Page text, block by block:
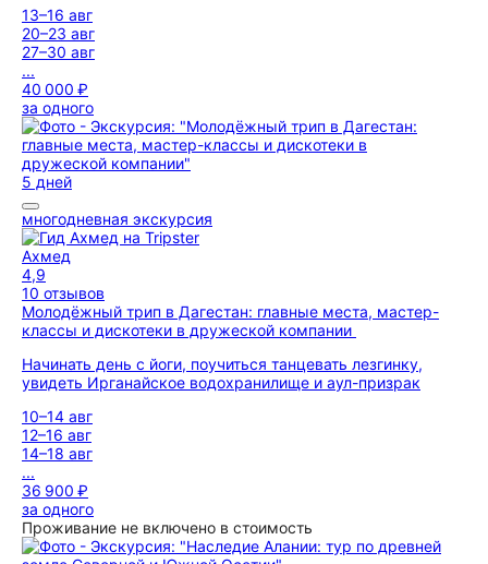
13–16 авг
20–23 авг
27–30 авг
...
40 000 ₽
за одного
5 дней
многодневная экскурсия
Ахмед
4,9
10 отзывов
Молодёжный трип в Дагестан: главные места, мастер-
классы и дискотеки в дружеской компании
Начинать день с йоги, поучиться танцевать лезгинку,
увидеть Ирганайское водохранилище и аул-призрак
10–14 авг
12–16 авг
14–18 авг
...
36 900 ₽
за одного
Проживание не включено в стоимость